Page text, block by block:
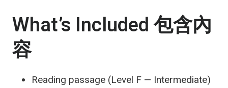
What’s Included 包含內
容
Reading passage (Level F — Intermediate)